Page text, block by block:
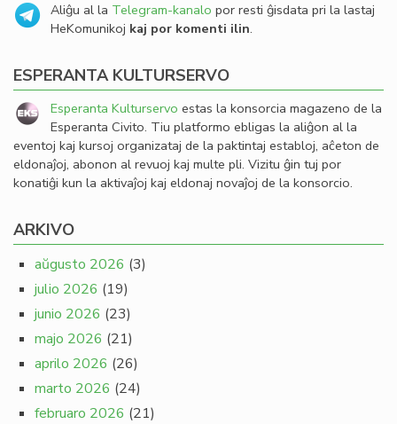
Aliĝu al la Telegram-kanalo por resti ĝisdata pri la lastaj
HeKomunikoj kaj por komenti ilin.
ESPERANTA KULTURSERVO
Esperanta Kulturservo estas la konsorcia magazeno de la
Esperanta Civito. Tiu platformo ebligas la aliĝon al la
eventoj kaj kursoj organizataj de la paktintaj establoj, aĉeton de
eldonaĵoj, abonon al revuoj kaj multe pli. Vizitu ĝin tuj por
konatiĝi kun la aktivaĵoj kaj eldonaj novaĵoj de la konsorcio.
ARKIVO
aŭgusto 2026 (3)
julio 2026 (19)
junio 2026 (23)
majo 2026 (21)
aprilo 2026 (26)
marto 2026 (24)
februaro 2026 (21)